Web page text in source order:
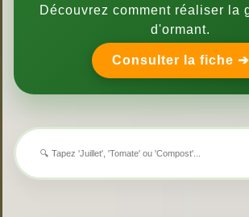
Découvrez comment réaliser la
d'ormant.
Consulter la fiche ➔